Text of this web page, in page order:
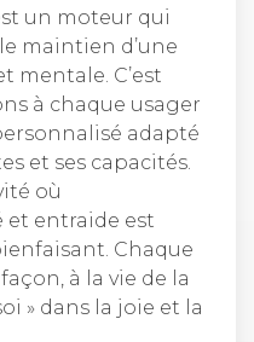
un moteur qui
maintien d’une
mentale. C’est
à chaque usager
adapté
et ses capacités.
où
et entraide est
Chaque
à la vie de la
» dans la joie et la